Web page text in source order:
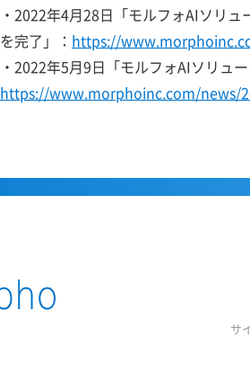
・2022年4月28日「モルフォAIソリ
を完了」： https://
・2022年5月9日「モルフォAIソリュ
https://www.morphoinc.com/news/
サ